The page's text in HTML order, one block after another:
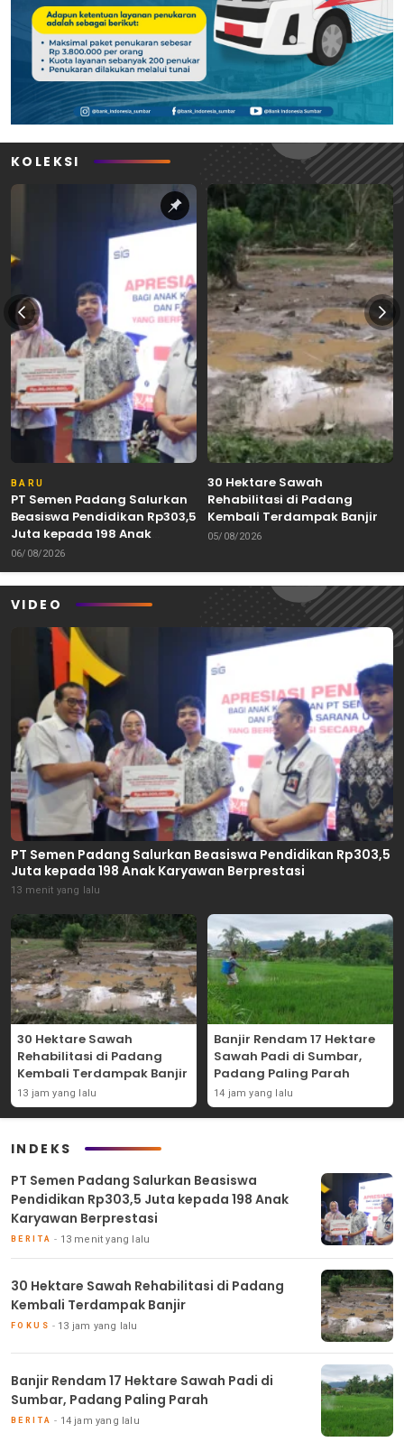
KOLEKSI
BARU
PT Semen Padang Salurkan
Beasiswa Pendidikan Rp303,5
Juta kepada 198 Anak
Karyawan Berprestasi
06/08/2026
30 Hektare Sawah
Rehabilitasi di Padang
Kembali Terdampak Banjir
05/08/2026
VIDEO
PT Semen Padang Salurkan Beasiswa Pendidikan Rp303,5
Juta kepada 198 Anak Karyawan Berprestasi
13 menit yang lalu
30 Hektare Sawah
Rehabilitasi di Padang
Kembali Terdampak Banjir
13 jam yang lalu
Banjir Rendam 17 Hektare
Sawah Padi di Sumbar,
Padang Paling Parah
14 jam yang lalu
INDEKS
PT Semen Padang Salurkan Beasiswa
Pendidikan Rp303,5 Juta kepada 198 Anak
Karyawan Berprestasi
BERITA 13 menit yang lalu
30 Hektare Sawah Rehabilitasi di Padang
Kembali Terdampak Banjir
FOKUS 13 jam yang lalu
Banjir Rendam 17 Hektare Sawah Padi di
Sumbar, Padang Paling Parah
BERITA 14 jam yang lalu